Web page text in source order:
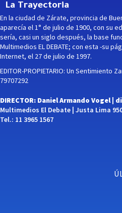
La Trayectoria
En la ciudad de Zárate, provincia de
aparecía el 1° de julio de 1900, con su
sería, casi un siglo después, la base
Multimedios EL DEBATE; con esta -su
Internet, el 27 de julio de 1997.
EDITOR-PROPIETARIO: Un Sentimiento
79707292
DIRECTOR: Daniel Armando Vogel |
Multimedios El Debate | Justa Lima
Tel.: 11 3965 1567